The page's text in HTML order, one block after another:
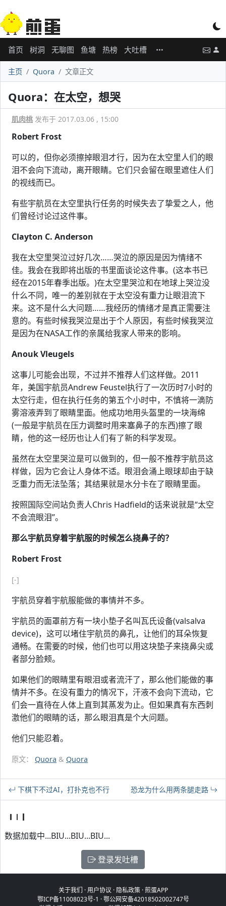
首页 树洞 无聊图 鱼塘 热榜 大吐槽
主页 Quora 文章正文
Quora：在太空，想哭
肌肉桃 发布于 2017.03.06 , 15:00
Robert Frost
可以的，但你必须擦掉眼泪才行，因为在太空里人们的眼
泪不会向下流动，离开眼睛。它们只会留在眼里遮住人们
的视线而已。
有些宇航员在太空里执行任务的时候失去了挚爱之人，他
们曾经讨论过这件事。
Clayton C. Anderson
我在太空里哭泣过好几次……哭泣的原因是因为情绪不
佳。我会在我即将出版的书里面谈论这件事。(这本书已
经在2015年春季出版。)在太空里哭泣和在地球上哭泣没
什么不同，唯一的差别就在于太空没有重力让眼泪流下
来。这不是什么大问题……我经历的情绪才是真正需要注
意的。有些时候我哭泣是出于个人原因，有些时候我哭泣
是因为在NASA工作的亲属给我家人带来的影响。
Anouk Vleugels
这事儿可能会出现，不过并不推荐人们这样做。2011
年，美国宇航员Andrew Feustel执行了一次历时7小时的
太空行走，但在执行任务的第五个小时中，不慎将一滴防
雾溶液弄到了眼睛里面。他成功地用头盔里的一块海绵
(一般是宇航员在压力调整时用来塞鼻子的东西)擦了眼
睛，他的这一经历也让人们有了新的科学发现。
虽然在太空里哭泣是可以做到的，但一般不推荐宇航员这
样做，因为它会让人身体不适。眼泪会涌上眼球却由于缺
乏重力而无法坠落；其结果就是水分卡在了眼睛里面。
按照国际空间站负责人Chris Hadfield的话来说就是“太空
不会流眼泪”。
那么宇航员穿着宇航服的时候怎么挠鼻子的？
Robert Frost
[-]
宇航员穿着宇航服能做的事情并不多。
宇航员的面罩前方有一块小垫子名叫瓦氏设备(valsalva
device)，这可以堵住宇航员的鼻孔，让他们的耳朵恢复
通畅。在需要的时候，他们也可以用这块垫子来挠鼻尖或
者部分脸颊。
如果他们的眼睛里有眼泪或者流汗了，那么他们能做的事
情并不多。在没有重力的情况下，汗液不会向下流动，它
们会一直待在人体上直到其蒸发为止。但如果真有东西刺
激他们的眼睛的话，那么眼泪真是个大问题。
他们只能忍着。
原文： Quora & Quora
下棋下不过AI，打扑克也不行 恐龙为什么用两条腿走路
数据加载中...BIU...BIU...BIU...
登录发吐槽
关于我们 ·用户协议 · 隐私政策·煎蛋APP
鄂ICP备11008023号-1 ·鄂公网安备42018502002747号